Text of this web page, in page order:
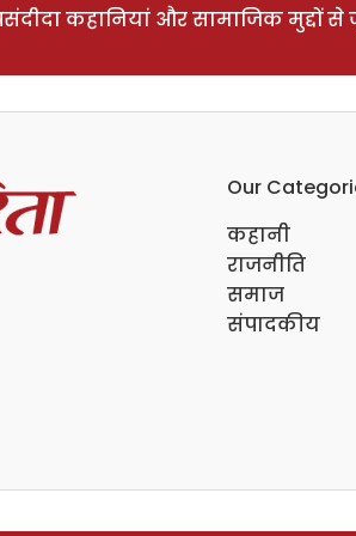
कहानियां और सामाजिक मुद्दों
Our
कहानी
राजनीति
समाज
संपादकीय